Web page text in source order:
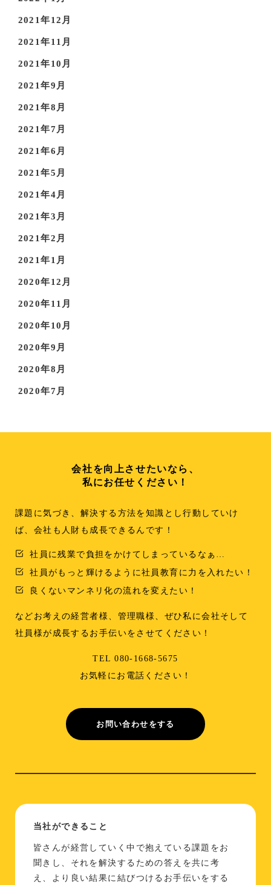
2021年12月
2021年11月
2021年10月
2021年9月
2021年8月
2021年7月
2021年6月
2021年5月
2021年4月
2021年3月
2021年2月
2021年1月
2020年12月
2020年11月
2020年10月
2020年9月
2020年8月
2020年7月
会社を向上させたいなら、
私にお任せください！
課題に気づき、解決する方法を知識とし行動していけ
ば、会社も人財も成長できるんです！
社員に残業で負担をかけてしまっているなぁ…
社員がもっと輝けるように社員教育に力を入れたい！
良くないマンネリ化の流れを変えたい！
などお考えの経営者様、管理職様、ぜひ私に会社そして
社員様が成長するお手伝いをさせてください！
TEL 080-1668-5675
お気軽にお電話ください！
お問い合わせをする
当社ができること
皆さんが経営していく中で抱えている課題をお
聞きし、それを解決するための答えを共に考
え、より良い結果に結びつけるお手伝いをする